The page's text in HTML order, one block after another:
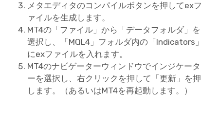
メタエディタのコンパイルボタンを押してexフ
ァイルを生成します。
MT4の「ファイル」から「データフォルダ」を
選択し、「MQL4」フォルダ内の「Indicators」
にexファイルを入れます。
MT4のナビゲーターウィンドウでインジケータ
ーを選択し、右クリックを押して「更新」を押
します。（あるいはMT4を再起動します。）